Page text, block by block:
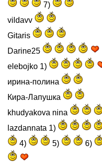
7)
vildavv
Gitaris
Darine25
elebojko 1)
ирина-полина
Кира-Лапушка
khudyakova nina
lazdannata 1)
4)
5) 6)